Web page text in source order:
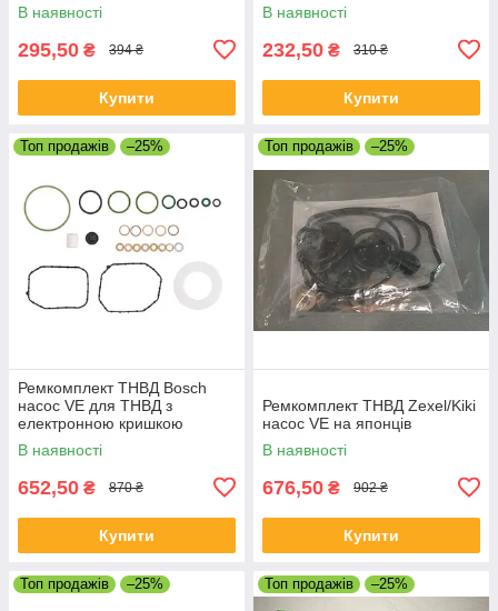
В наявності
295,50 ₴ 394 ₴
Купити
В наявності
232,50 ₴ 310 ₴
Купити
Топ продажів –25%
Ремкомплект ТНВД Bosch
насос VE для ТНВД з
електронною кришкою
В наявності
652,50 ₴ 870 ₴
Купити
Топ продажів –25%
Ремкомплект ТНВД Zexel/Kiki
насос VE на японців
В наявності
676,50 ₴ 902 ₴
Купити
Топ продажів –25% Топ продажів –25%